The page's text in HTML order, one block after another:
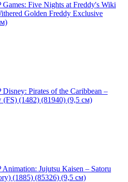
Five Nights at Freddy's Wiki
Golden Freddy Exclusive
Pirates of the Caribbean –
(FS) (1482) (81940) (9,5 см)
Jujutsu Kaisen – Satoru
(1885) (85326) (9,5 см)